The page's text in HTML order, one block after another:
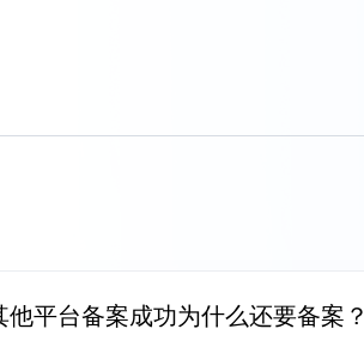
他平台备案成功为什么还要备案？